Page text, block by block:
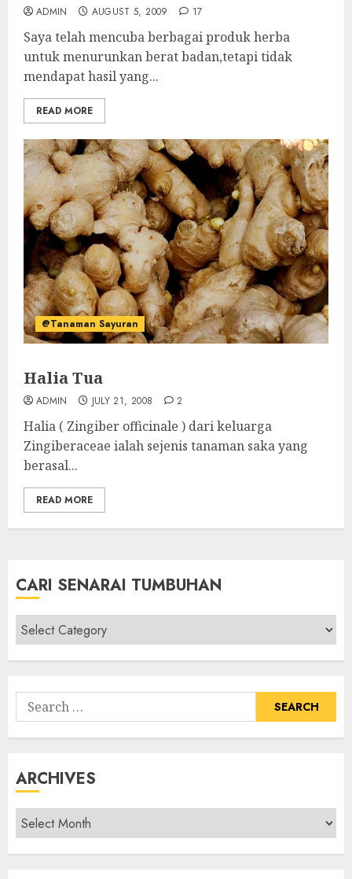
ADMIN AUGUST 5, 2009 17
Saya telah mencuba berbagai produk herba
untuk menurunkan berat badan,tetapi tidak
mendapat hasil yang...
READ MORE
@Tanaman Sayuran
Halia Tua
ADMIN JULY 21, 2008 2
Halia ( Zingiber officinale ) dari keluarga
Zingiberaceae ialah sejenis tanaman saka yang
berasal...
READ MORE
CARI SENARAI TUMBUHAN
Cari
Senarai
Tumbuhan
Search
for:
ARCHIVES
Archives